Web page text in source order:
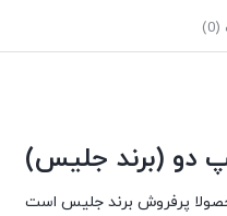
دو (برند جلیس)
پرفروش برند جلیس است